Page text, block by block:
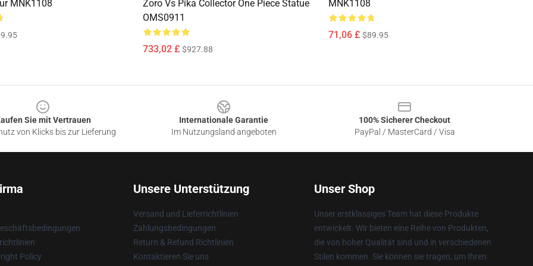
MNK1108
Zoro Vs Pika Collector One Piece Statue
OMS0911
733,02 £ $927.88
MNK1108
71,06 £ $89.95
Sie mit Vertrauen
von Klicks bis zur Lieferung
Internationale Garantie
Im Nutzungsland angeboten
100% Sicherer Checkout
PayPal / MasterCard / Visa
Policy
Unsere Unterstützung
Versand und Lieferrichtlinien
Zahlungsbedingungen
Return & Refund Richtlinien
Kontaktieren Sie uns
Unser Shop
Unser erstklassiges Team hat diese Produkte
entwickelt. Wir bieten eine Reihe von Produkten,
die von hoher Qualität sind und in verschiedenen
Stilen kommen. Sie können sie tragen, um Ihren